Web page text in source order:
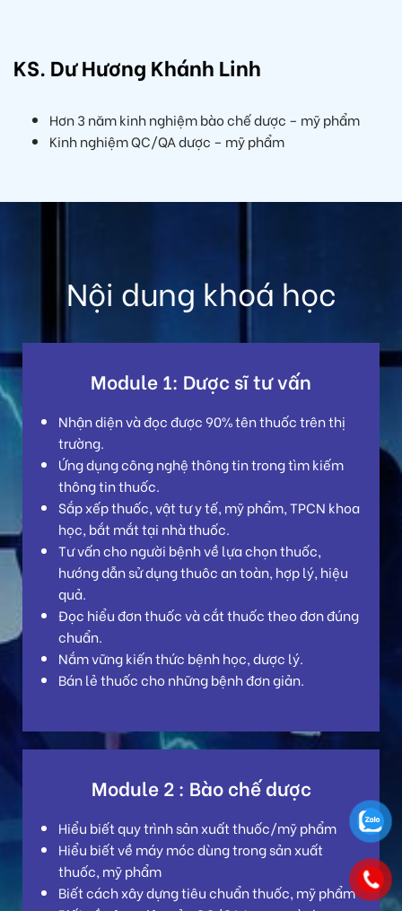
KS. Dư Hương Khánh Linh
Hơn 3 năm kinh nghiệm bào chế dược – mỹ phẩm
Kinh nghiệm QC/QA dược – mỹ phẩm
Nội dung khoá học
Module 1: Dược sĩ tư vấn
Nhận diện và đọc được 90% tên thuốc trên thị
trường.
Ứng dụng công nghệ thông tin trong tìm kiếm
thông tin thuốc.
Sắp xếp thuốc, vật tư y tế, mỹ phẩm, TPCN khoa
học, bắt mắt tại nhà thuốc.
Tư vấn cho người bệnh về lựa chọn thuốc,
hướng dẫn sử dụng thuôc an toàn, hợp lý, hiệu
quả.
Đọc hiểu đơn thuốc và cắt thuốc theo đơn đúng
chuẩn.
Nắm vững kiến thức bệnh học, dược lý.
Bán lẻ thuốc cho những bệnh đơn giản.
Module 2 : Bào chế dược
Hiểu biết quy trình sản xuất thuốc/mỹ phẩm
Hiểu biết về máy móc dùng trong sản xuất
thuốc, mỹ phẩm
Biết cách xây dựng tiêu chuẩn thuốc, mỹ phẩm